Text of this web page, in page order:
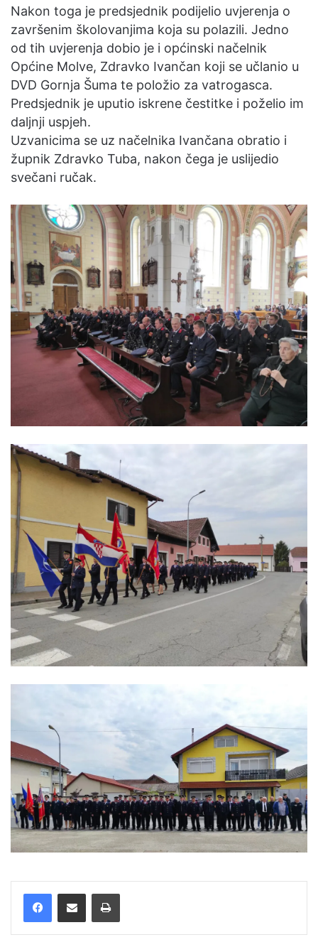
Nakon toga je predsjednik podijelio uvjerenja o
završenim školovanjima koja su polazili. Jedno
od tih uvjerenja dobio je i općinski načelnik
Općine Molve, Zdravko Ivančan koji se učlanio u
DVD Gornja Šuma te položio za vatrogasca.
Predsjednik je uputio iskrene čestitke i poželio im
daljnji uspjeh.
Uzvanicima se uz načelnika Ivančana obratio i
župnik Zdravko Tuba, nakon čega je uslijedio
svečani ručak.
FacebookPodijelite putem e-pošte Ispis